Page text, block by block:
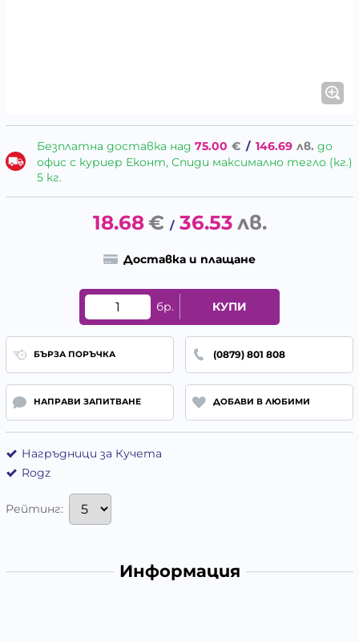
Безплатна доставка над 75.00 € / 146.69 лв. до
офис с куриер Еконт, Спиди максимално тегло (кг.)
5 кг.
18.68€ / 36.53 лв.
Доставка и плащане
бр. КУПИ
БЪРЗА ПОРЪЧКА (0879) 801 808
НАПРАВИ ЗАПИТВАНЕ ДОБАВИ В ЛЮБИМИ
Нагръдници за Кучета
Rogz
Рейтинг:
Информация